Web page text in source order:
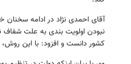
نبودن اولویت بندی به علت شفاف
کشور دانست و افزود: با این
بازدید از IM LS7 لوکس ترین شاسی بلند
برقی ایران در باشگاه انقلاب